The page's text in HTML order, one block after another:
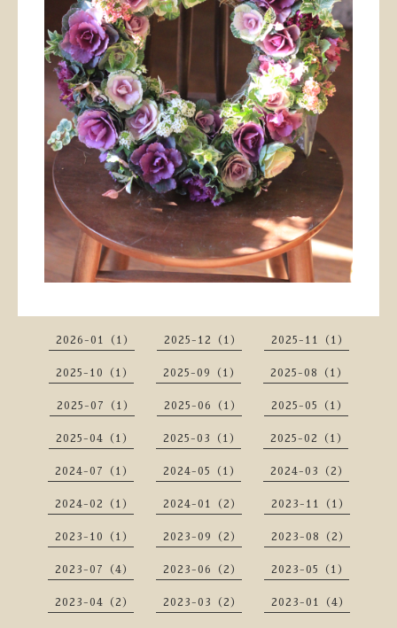
2026-01（1） 2025-12（1） 2025-11（1）
2025-10（1） 2025-09（1） 2025-08（1）
2025-07（1） 2025-06（1） 2025-05（1）
2025-04（1） 2025-03（1） 2025-02（1）
2024-07（1） 2024-05（1） 2024-03（2）
2024-02（1） 2024-01（2） 2023-11（1）
2023-10（1） 2023-09（2） 2023-08（2）
2023-07（4） 2023-06（2） 2023-05（1）
2023-04（2） 2023-03（2） 2023-01（4）